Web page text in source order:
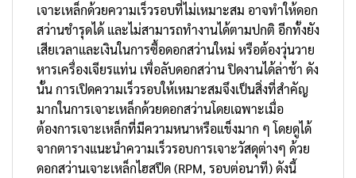
เจาะเหล็กด้วยความเร็วรอบที่ไม่เหมาะสม อาจทำให้ดอก
สว่านชำรุดได้ และไม่สามารถทำงานได้ตามปกติ อีกทั้งยัง
เสียเวลาและเงินในการซื้อดอกสว่านใหม่ หรือต้องวุ่นวาย
หารเครื่องเจียรแท่น เพื่อลับดอกสว่าน ปิดงานได้ล่าช้า ดัง
นั้น การเปิดความเร็วรอบให้เหมาะสมจึงเป็นสิ่งที่สำคัญ
มากในการเจาะเหล็กด้วยดอกสว่านโดยเฉพาะเมื่อ
ต้องการเจาะเหล็กที่มีความหนาหรือแข็งมาก ๆ โดยดูได้
จากตารางแนะนำความเร็วรอบการเจาะวัสดุต่างๆ ด้วย
ดอกสว่านเจาะเหล็กไฮสปีด (RPM, รอบต่อนาที) ดังนี้